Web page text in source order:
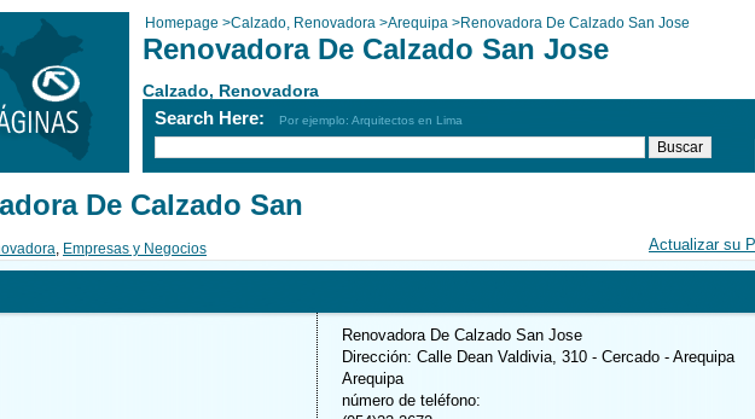
Homepage >Calzado, Renovadora >Arequipa >Renovadora De Calzado San Jose
Renovadora De Calzado San Jose
Calzado, Renovadora
Search Here: Por ejemplo: Arquitectos en Lima
Actualizar su
De Calzado San
, Empresas y Negocios
Renovadora De Calzado San Jose
Dirección: Calle Dean Valdivia, 310 - Cercado - Arequipa
Arequipa
número de teléfono: